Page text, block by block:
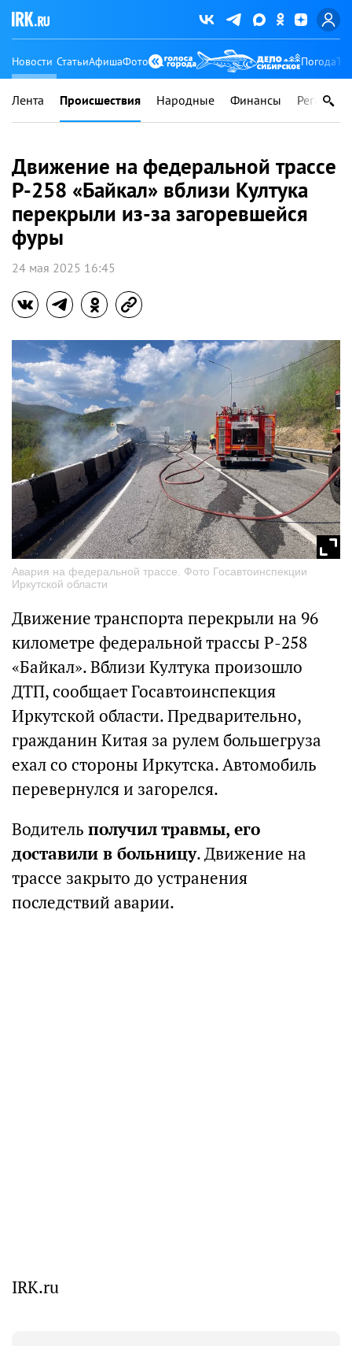
Новости СтатьиАфишаФото Погода
Лента Происшествия Народные Финансы Регионы
Движение на федеральной трассе
Р-258 «Байкал» вблизи Култука
перекрыли из-за загоревшейся
фуры
24 мая 2025 16:45
Авария на федеральной трассе. Фото Госавтоинспекции
Иркутской области
Движение транспорта перекрыли на 96
километре федеральной трассы Р-258
«Байкал». Вблизи Култука произошло
ДТП, сообщает Госавтоинспекция
Иркутской области. Предварительно,
гражданин Китая за рулем большегруза
ехал со стороны Иркутска. Автомобиль
перевернулся и загорелся.
Водитель получил травмы, его
доставили в больницу. Движение на
трассе закрыто до устранения
последствий аварии.
IRK.ru